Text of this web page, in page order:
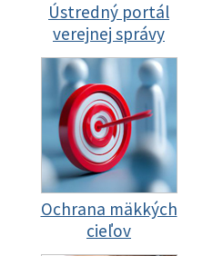
Ústredný portál
verejnej správy
Ochrana mäkkých
cieľov